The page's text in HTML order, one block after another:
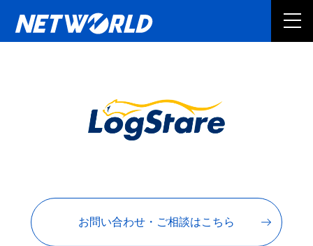
お問い合わせ・ご相談はこちら